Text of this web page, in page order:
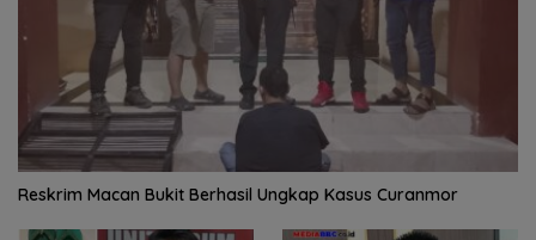
Reskrim Macan Bukit Berhasil Ungkap Kasus Curanmor